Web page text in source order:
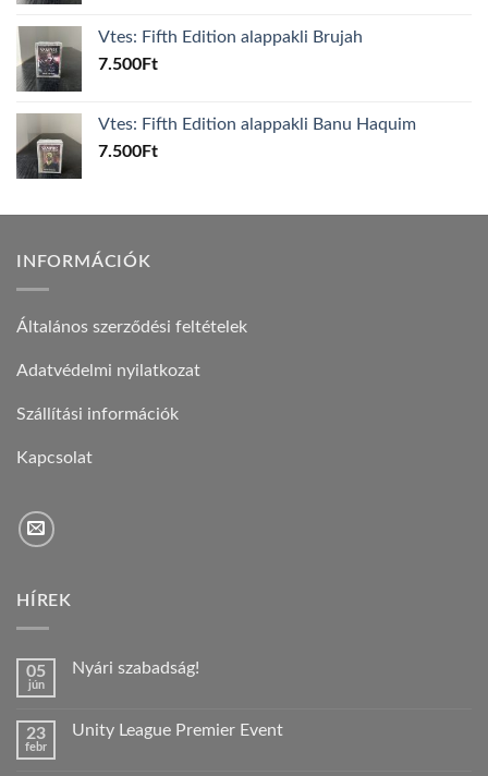
Vtes: Fifth Edition alappakli Brujah
7.500Ft
Vtes: Fifth Edition alappakli Banu Haquim
7.500Ft
INFORMÁCIÓK
Általános szerződési feltételek
Adatvédelmi nyilatkozat
Szállítási információk
Kapcsolat
HÍREK
05
jún
Nyári szabadság!
Nyári
23
febr
Unity League Premier Event